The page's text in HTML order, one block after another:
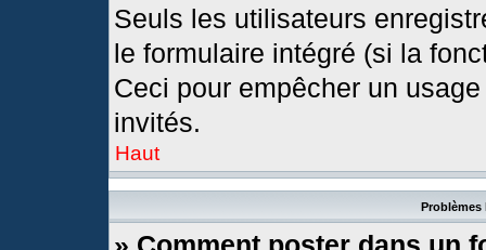
Seuls les utilisateurs
le formulaire intégré (si la
Ceci pour empêcher un
invités.
Haut
Problèmes